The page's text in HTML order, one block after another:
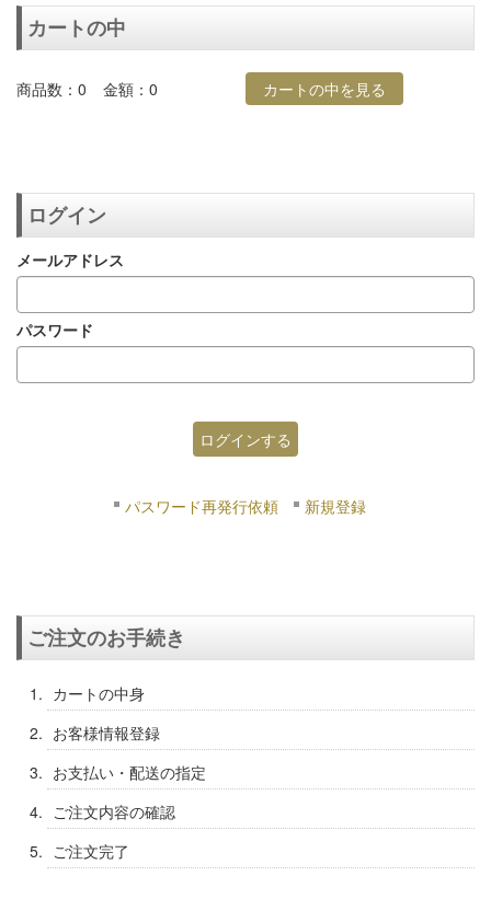
カートの中
商品数：0 金額：0 カートの中を見る
ログイン
メールアドレス
パスワード
パスワード再発行依頼 新規登録
ご注文のお手続き
カートの中身
お客様情報登録
お支払い・配送の指定
ご注文内容の確認
ご注文完了